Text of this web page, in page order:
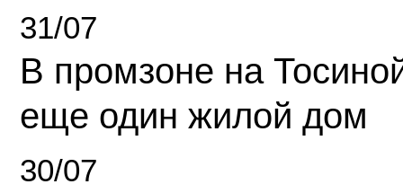
31/07
В промзоне на
еще один жилой дом
30/07